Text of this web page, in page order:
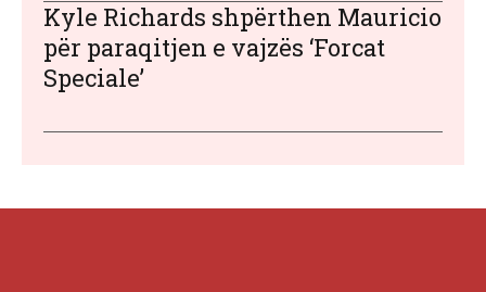
Kyle Richards shpërthen Mauricio
për paraqitjen e vajzës ‘Forcat
Speciale’